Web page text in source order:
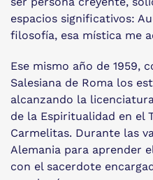
espacios significativos:
filosofía, esa mística me
Ese mismo año de 1959,
Salesiana de Roma los
alcanzando la
de la Espiritualidad en el
Carmelitas. Durante las
Alemania para aprender
con el sacerdote